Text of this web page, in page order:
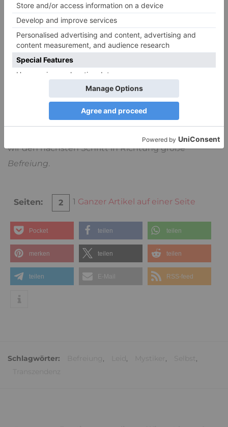
innerlich spürt man, dass alles anders ist: einerseits
ist alles leer, andererseits ist man unendlich frei.
Vielleicht ist das Ich noch nicht tot, vielleicht aber
für einen Moment doch, aber ein großer Teil dessen,
womit sich das Ich identifizierte ist gestorben. Was
herrschte dabei vor, als Sie das vielleicht erlebt
Freiheit, Leere? Wer aus Verzweiflung sein
Leben wegwerfen will, könnte statt dessen
wir den nächsten Schritt in Richtung große
Befreiung.
Seiten: 1
2 Ganzer Artikel auf einer Seite
Pocket teilen teilen
merken teilen teilen
teilen E-Mail RSS-feed
Schlagwörter: